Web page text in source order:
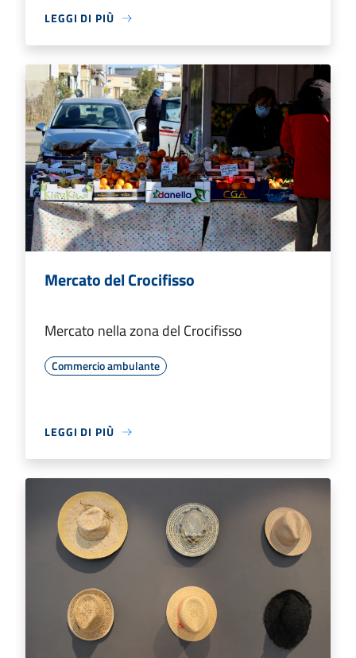
LEGGI DI PIÙ
Mercato del Crocifisso
Mercato nella zona del Crocifisso
Commercio ambulante
LEGGI DI PIÙ